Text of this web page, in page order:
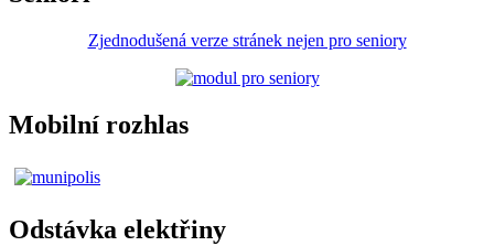
Zjednodušená verze stránek nejen pro seniory
Mobilní rozhlas
Odstávka elektřiny